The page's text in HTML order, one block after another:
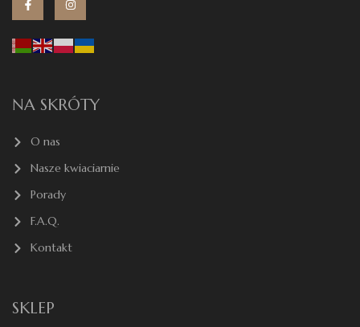
NA SKRÓTY
O nas
Nasze kwiaciarnie
Porady
F.A.Q.
Kontakt
SKLEP